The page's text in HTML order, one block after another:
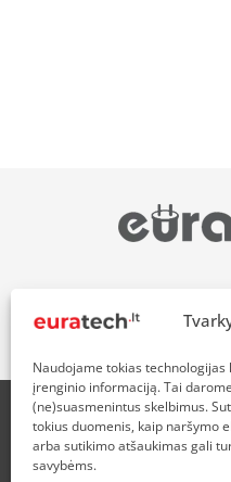
Naudojame tokias
įrenginio informaciją. Tai
(ne)suasmenintus skelbimus.
tokius duomenis, kaip naršymo
arba sutikimo atšaukimas gali
savybėms.
APIE MUS